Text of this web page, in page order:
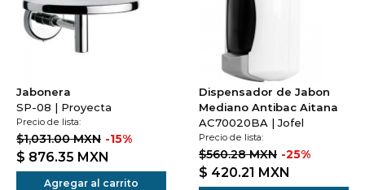
Jabonera
SP-08 | Proyecta
Precio de lista:
$1,031.00 MXN -15%
$ 876.35 MXN
Agregar al carrito
Dispensador de Jabon
Mediano Antibac Aitana
AC70020BA | Jofel
Precio de lista:
$560.28 MXN -25%
$ 420.21 MXN